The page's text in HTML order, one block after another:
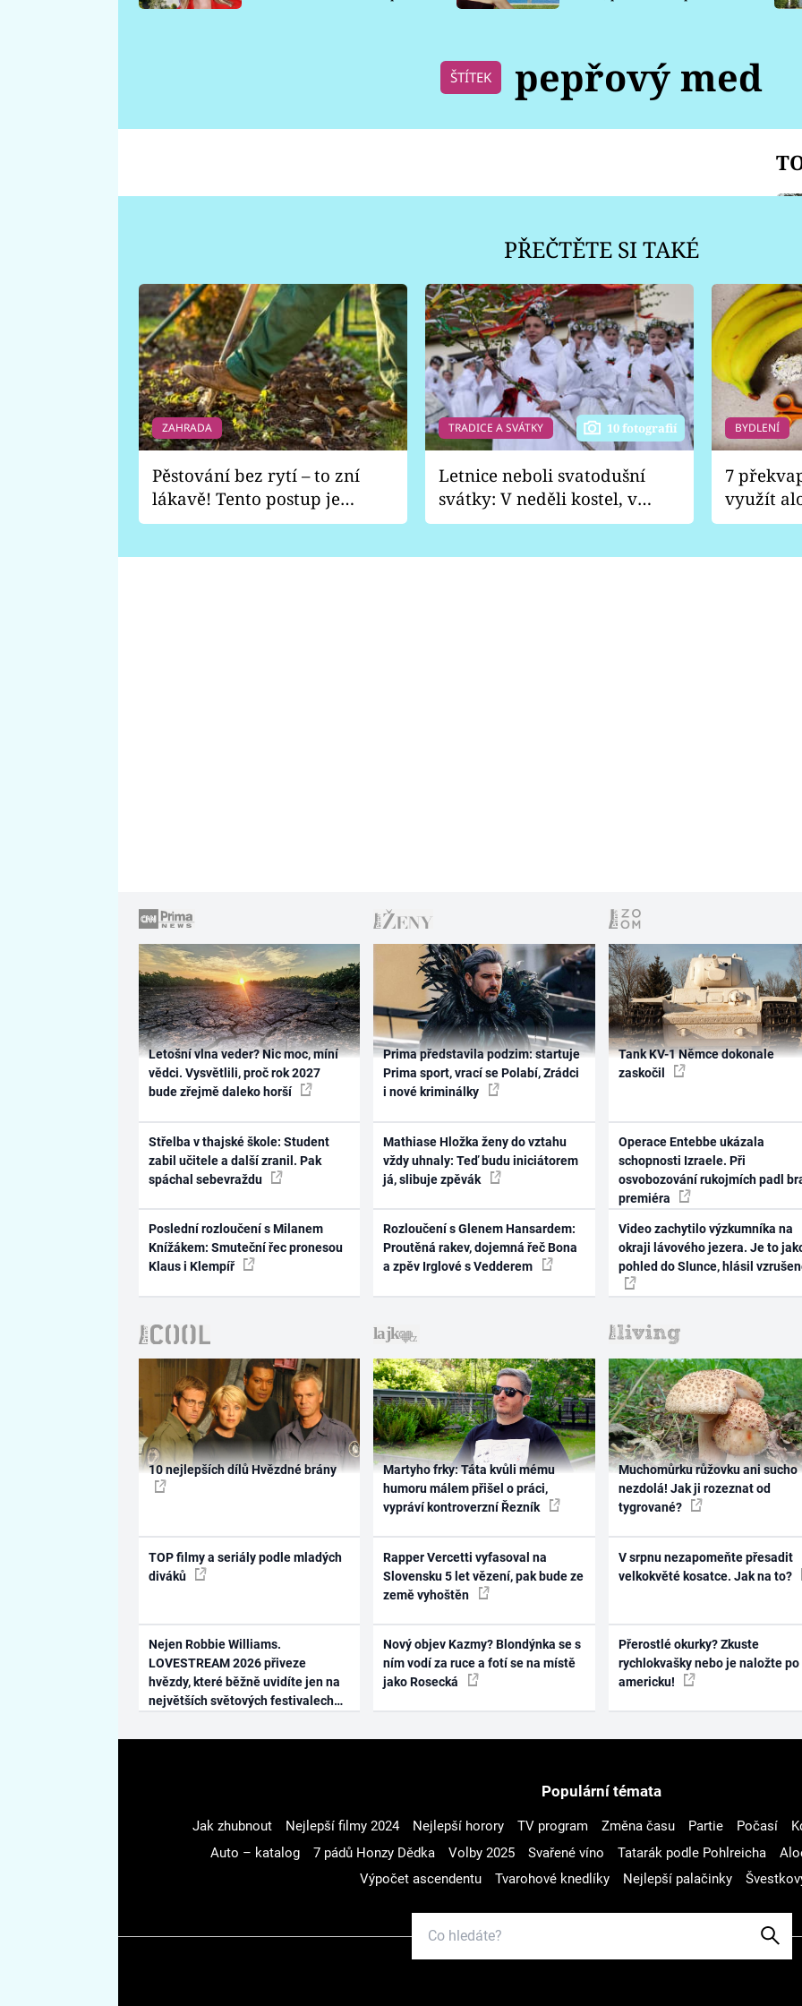
ŠTÍTEK pepřový med
PŘEČTĚTE SI TAKÉ
ZAHRADA
Pěstování bez rytí – to zní
lákavě! Tento postup je
vhodný jen pro některé
TRADICE A SVÁTKY 10 fotografií
Letnice neboli svatodušní
svátky: V neděli kostel, v
pondělí zábava
BYDLENÍ
7
využít
Letošní vlna veder? Nic moc, míní
vědci. Vysvětlili, proč rok 2027
bude zřejmě daleko horší
Střelba v thajské škole: Student
zabil učitele a další zranil. Pak
spáchal sebevraždu
Poslední rozloučení s Milanem
Knížákem: Smuteční řec pronesou
Klaus i Klempíř
Prima představila podzim: startuje
Prima sport, vrací se Polabí, Zrádci
i nové kriminálky
Mathiase Hložka ženy do vztahu
vždy uhnaly: Teď budu iniciátorem
já, slibuje zpěvák
Rozloučení s Glenem Hansardem:
Proutěná rakev, dojemná řeč Bona
a zpěv Irglové s Vedderem
Tank KV-1 Němce dokonale
zaskočil
Operace Entebbe ukázala
schopnosti Izraele. Při
osvobozování rukojmích padl
premiéra
Video zachytilo výzkumníka na
okraji lávového jezera. Je to
pohled do Slunce, hlásil
10 nejlepších dílů Hvězdné brány
TOP filmy a seriály podle mladých
diváků
Nejen Robbie Williams.
LOVESTREAM 2026 přiveze
hvězdy, které běžně uvidíte jen na
největších světových festivalech
Martyho frky: Táta kvůli mému
humoru málem přišel o práci,
vypráví kontroverzní Řezník
Rapper Vercetti vyfasoval na
Slovensku 5 let vězení, pak bude ze
země vyhoštěn
Nový objev Kazmy? Blondýnka se s
ním vodí za ruce a fotí se na místě
jako Rosecká
Muchomůrku růžovku ani sucho
nezdolá! Jak ji rozeznat od
tygrované?
V srpnu nezapomeňte přesadit
velkokvěté kosatce. Jak na to?
Přerostlé okurky? Zkuste
rychlokvašky nebo je naložte po
americku!
Populární témata
Jak zhubnout Nejlepší filmy 2024 Nejlepší horory TV program Změna času Partie Počasí
Auto – katalog
7 pádů Honzy Dědka Volby 2025 Svařené víno Tatarák podle Pohlreicha
Výpočet ascendentu
Tvarohové knedlíky Nejlepší palačinky